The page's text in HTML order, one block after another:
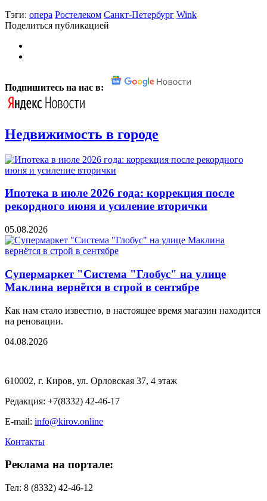
Тэги: опера Ростелеком Санкт-Петербург Wink
Поделиться публикацией
Подпишитесь на нас в:
Недвижимость в городе
Ипотека в июле 2026 года: коррекция после
рекордного июня и усиление вторички
05.08.2026
Супермаркет "Система "Глобус" на улице
Маклина вернётся в строй в сентябре
Как нам стало известно, в настоящее время магазин находится
на реновации.
04.08.2026
610002, г. Киров, ул. Орловская 37, 4 этаж
Редакция: +7(8332) 42-46-17
E-mail: info@kirov.online
Контакты
Реклама на портале:
Тел: 8 (8332) 42-46-12